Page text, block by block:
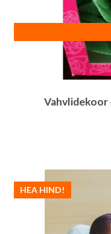
Vahvlidekoor
HEA HIND!